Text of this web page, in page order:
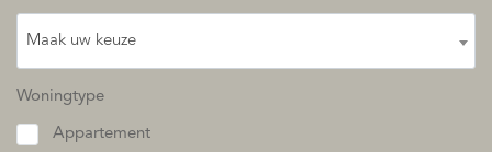
Maak uw keuze
Woningtype
Appartement